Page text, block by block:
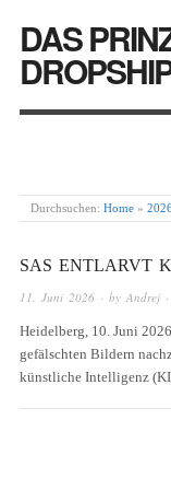
DAS
Durchsuchen: Home »
SAS ENTLARVT
11. Juni 2026 · by Andrej
Heidelberg, 10. Juni
gefälschten Bildern
künstliche Intelligenz